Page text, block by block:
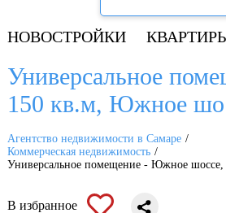
НОВОСТРОЙКИ
Универсальное
150 кв.м, Южное
Агентство недвижимости в Самаре
Коммерческая недвижимость
Универсальное помещение - Южное шоссе,
В избранное